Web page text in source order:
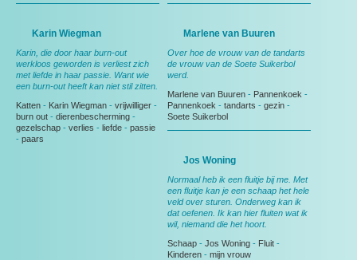
Karin Wiegman
Karin, die door haar burn-out
werkloos geworden is verliest zich
met liefde in haar passie. Want wie
een burn-out heeft kan niet stil zitten.
Katten - Karin Wiegman - vrijwilliger -
burn out - dierenbescherming -
gezelschap - verlies - liefde - passie
- paars
Marlene van Buuren
Over hoe de vrouw van de tandarts
de vrouw van de Soete Suikerbol
werd.
Marlene van Buuren - Pannenkoek -
Pannenkoek - tandarts - gezin -
Soete Suikerbol
Jos Woning
Normaal heb ik een fluitje bij me. Met
een fluitje kan je een schaap het hele
veld over sturen. Onderweg kan ik
dat oefenen. Ik kan hier fluiten wat ik
wil, niemand die het hoort.
Schaap - Jos Woning - Fluit -
Kinderen - mijn vrouw